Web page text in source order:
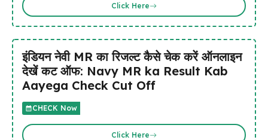
Click Here
इंडियन नेवी MR का रिजल्ट कैसे चेक करें ऑनलाइन
देखें कट ऑफ: Navy MR ka Result Kab
Aayega Check Cut Off
CHECK Now
Click Here